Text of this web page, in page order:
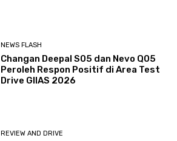
NEWS FLASH
Changan Deepal S05 dan Nevo Q05
Peroleh Respon Positif di Area Test
Drive GIIAS 2026
REVIEW AND DRIVE